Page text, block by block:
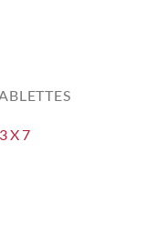
X 7